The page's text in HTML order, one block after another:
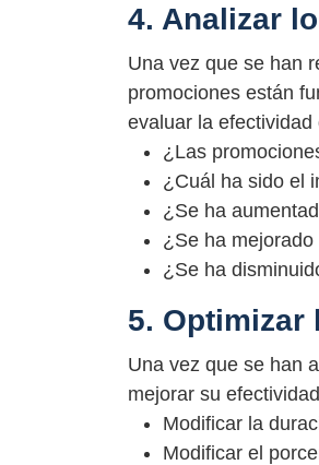
4. Analizar
Una vez que se han
promociones están
evaluar la
¿Las
¿Cuál ha sido el
¿Se ha
¿Se ha
¿Se ha
5. Optimizar
Una vez que se han
mejorar su
Modificar la
Modificar el